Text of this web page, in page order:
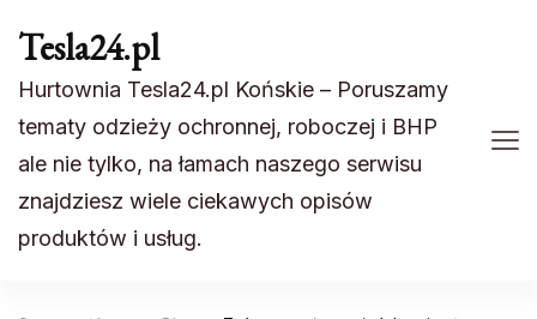
Tesla24.pl
Hurtownia Tesla24.pl Końskie – Poruszamy
tematy odzieży ochronnej, roboczej i BHP
ale nie tylko, na łamach naszego serwisu
znajdziesz wiele ciekawych opisów
produktów i usług.